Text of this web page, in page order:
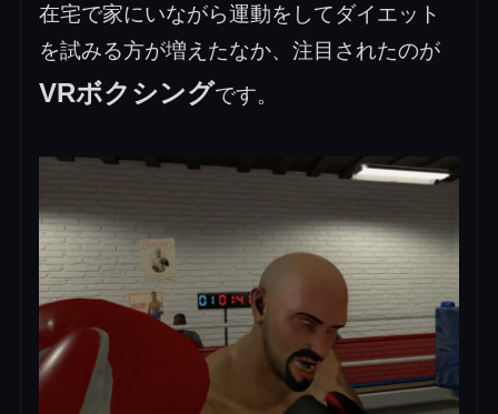
在宅で家にいながら運動をしてダイエット
を試みる方が増えたなか、注目されたのが
VRボクシングです。